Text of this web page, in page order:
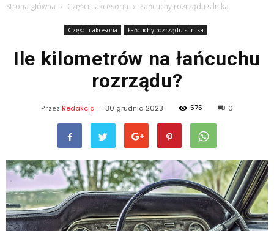
Strona główna Części i akcesoria Łańcuchy rozrządu silnika
Części i akcesoria Łańcuchy rozrządu silnika
Ile kilometrów na łańcuchu
rozrządu?
Przez Redakcja - 30 grudnia 2023 575 0